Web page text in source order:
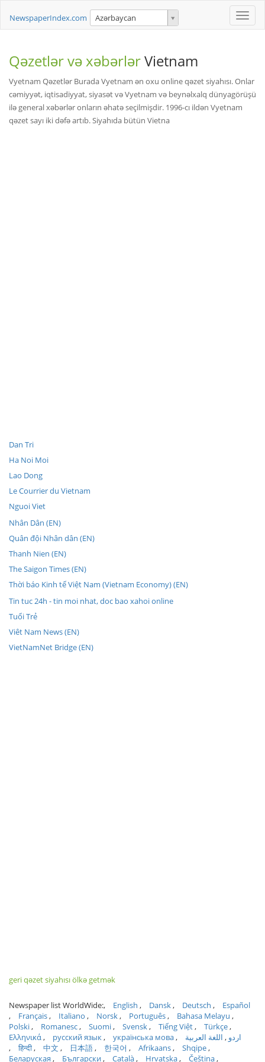
Toggle
NewspaperIndex.com Azərbaycan
Qəzetlər və xəbərlərVietnam
Vyetnam Qəzetlər Burada Vyetnam ən oxu online qəzet siyahısı. Onlar
cəmiyyət, iqtisadiyyat, siyasət və Vyetnam və beynəlxalq dünyagörüşü
ilə general xəbərlər onların əhatə seçilmişdir. 1996-cı ildən Vyetnam
qəzet sayı iki dəfə artıb. Siyahıda bütün Vietna
Dan Tri
Ha Noi Moi
Lao Dong
Le Courrier du Vietnam
Nguoi Viet
Nhân Dân (EN)
Quân đội Nhân dân (EN)
Thanh Nien (EN)
The Saigon Times (EN)
Thời báo Kinh tế Việt Nam (Vietnam Economy) (EN)
Tin tuc 24h - tin moi nhat, doc bao xahoi online
Tuổi Trẻ
Viêt Nam News (EN)
VietNamNet Bridge (EN)
geri qəzet siyahısı ölkə getmək
Newspaper list WorldWide: English Dansk Deutsch
Español
Français
Italiano Norsk Português
Bahasa Melayu
Polski
Romanesc Suomi Svensk Tiếng Việt
Türkçe
Ελληνικά
русский язык українська мова اردو
اللغة العربية
हिन्दी
中文 日本語 한국어 Afrikaans
Shqipe
Беларуская
Български Català Hrvatska Čeština